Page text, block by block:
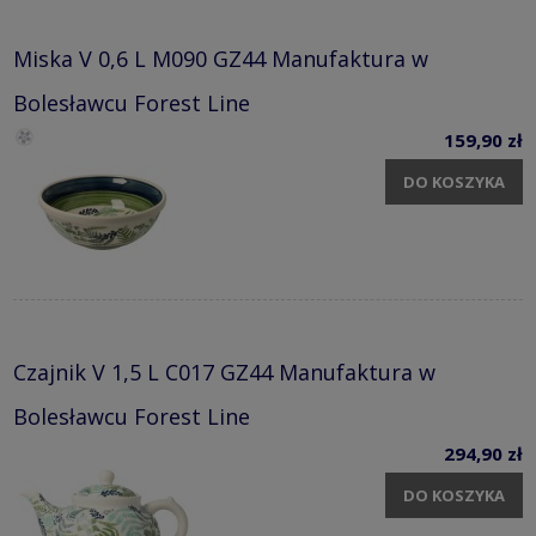
Miska V 0,6 L M090 GZ44 Manufaktura w
Bolesławcu Forest Line
159,90 zł
DO KOSZYKA
Czajnik V 1,5 L C017 GZ44 Manufaktura w
Bolesławcu Forest Line
294,90 zł
DO KOSZYKA